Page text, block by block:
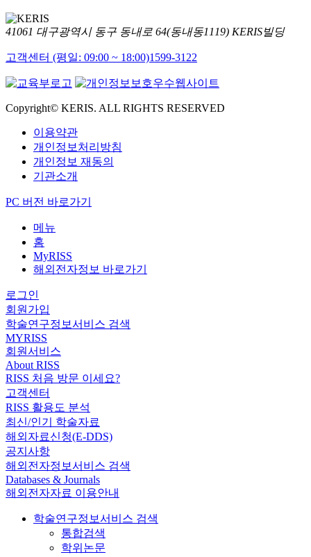
41061 대구광역시 동구 동내로 64(동내동1119) KERIS빌딩
고객센터 (평일: 09:00 ~ 18:00)1599-3122
Copyright© KERIS. ALL RIGHTS RESERVED
이용약관
개인정보처리방침
개인정보 재동의
기관소개
PC 버전 바로가기
메뉴
홈
MyRISS
해외전자정보 바로가기
로그인
회원가입
학술연구정보서비스 검색
MYRISS
회원서비스
About RISS
RISS 처음 방문 이세요?
고객센터
RISS 활용도 분석
최신/인기 학술자료
해외자료신청(E-DDS)
공지사항
해외전자정보서비스 검색
Databases & Journals
해외전자자료 이용안내
학술연구정보서비스 검색
통합검색
학위논문